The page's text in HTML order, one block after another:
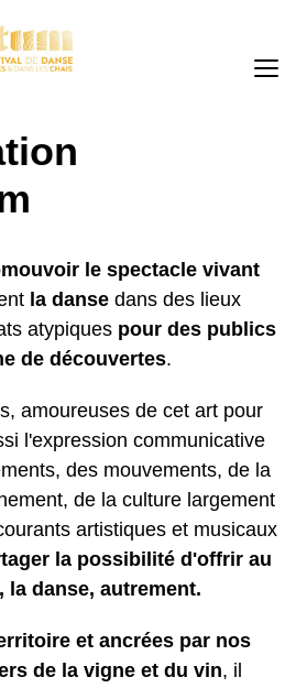
le spectacle vivant
la danse dans des lieux
atypiques pour des publics
de découvertes.
amoureuses de cet art pour
l'expression communicative
des mouvements, de la
de la culture largement
artistiques et musicaux
la possibilité d'offrir au
la danse, autrement.
et ancrées par nos
de la vigne et du vin, il